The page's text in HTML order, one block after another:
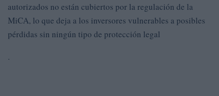
autorizados no están cubiertos por la regulación de la
MiCA, lo que deja a los inversores vulnerables a posibles
pérdidas sin ningún tipo de protección legal
.